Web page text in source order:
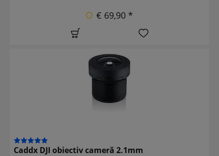
€ 69,90 *
Caddx DJI obiectiv cameră 2.1mm